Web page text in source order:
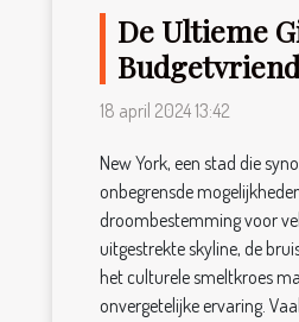
De Ultieme
Reizen in
18 april 2024 13:42
New York, een stad die
onbegrensde
droombestemming voor
uitgestrekte skyline, de
het culturele smeltkroes
onvergetelijke ervaring.